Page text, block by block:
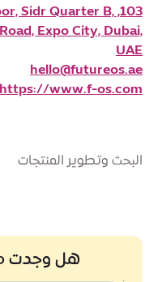
البحث وتطوير المنتجات
Sidr Quarter B,
Expo City, Dubai,
UAE
hello@futureos.ae
https://www.f-os.com/
هل وجدت